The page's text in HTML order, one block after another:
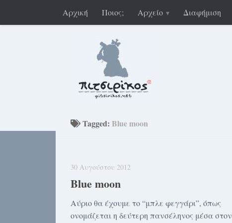
Αρχική Ποιος; Αρχείο Διαφήμιση
Tagged: Blue moon
30 Αυγούστου 2012
Blue moon
Αύριο θα έχουμε το “μπλε φεγγάρι”, όπως
ονομάζεται η δεύτερη πανσέληνος μέσα στον